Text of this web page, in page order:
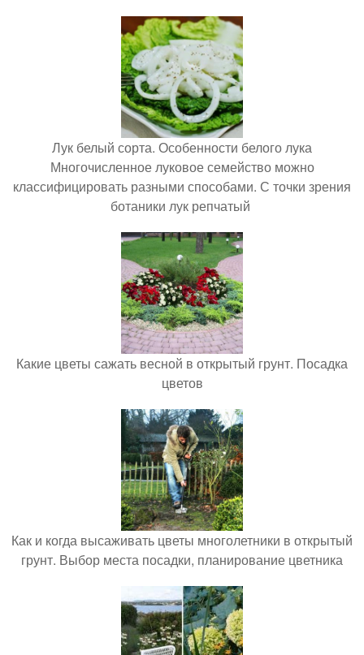
Лук белый сорта. Особенности белого лука
Многочисленное луковое семейство можно
классифицировать разными способами. С точки зрения
ботаники лук репчатый
Какие цветы сажать весной в открытый грунт. Посадка
цветов
Как и когда высаживать цветы многолетники в открытый
грунт. Выбор места посадки, планирование цветника